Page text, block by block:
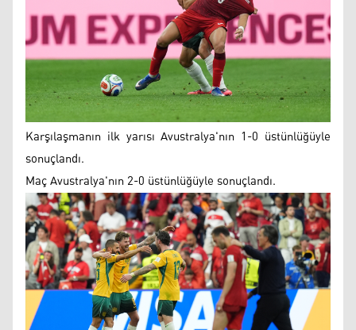
Karşılaşmanın ilk yarısı Avustralya'nın 1-0 üstünlüğüyle
sonuçlandı.
Maç Avustralya'nın 2-0 üstünlüğüyle sonuçlandı.